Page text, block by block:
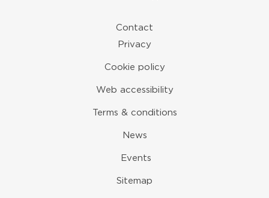
Contact
Privacy
Cookie policy
Web accessibility
Terms & conditions
News
Events
Sitemap